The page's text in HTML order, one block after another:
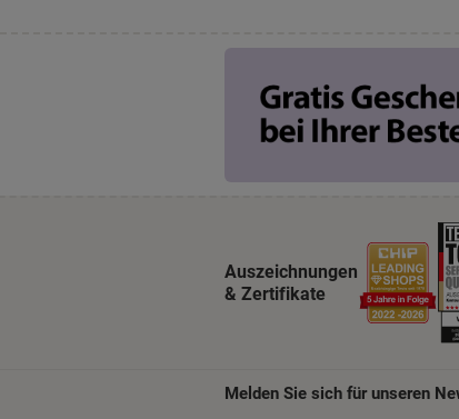
Auszeichnungen
& Zertifikate